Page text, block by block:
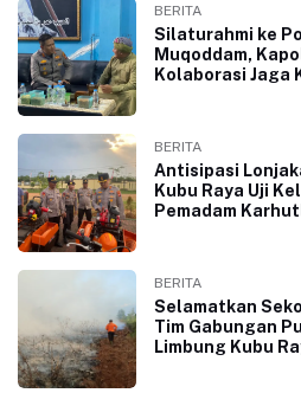
BERITA
Silaturahmi ke
Muqoddam,
Kolaborasi Jaga
BERITA
Antisipasi
Kubu Raya Uji
Pemadam
BERITA
Selamatkan
Tim Gabungan
Limbung Kubu